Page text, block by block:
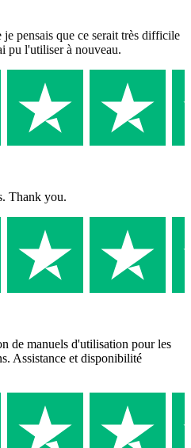
pensais que ce serait très difficile
pu l'utiliser à nouveau.
Thank you.
de manuels d'utilisation pour les
Assistance et disponibilité